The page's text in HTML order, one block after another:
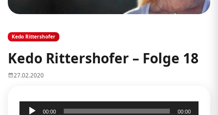
Kedo Rittershofer
Kedo Rittershofer – Folge 18
27.02.2020
Audio-
00:00 00:00